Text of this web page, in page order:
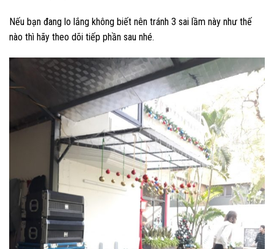
Nếu bạn đang lo lắng không biết nên tránh 3 sai lầm này như thế
nào thì hãy theo dõi tiếp phần sau nhé.